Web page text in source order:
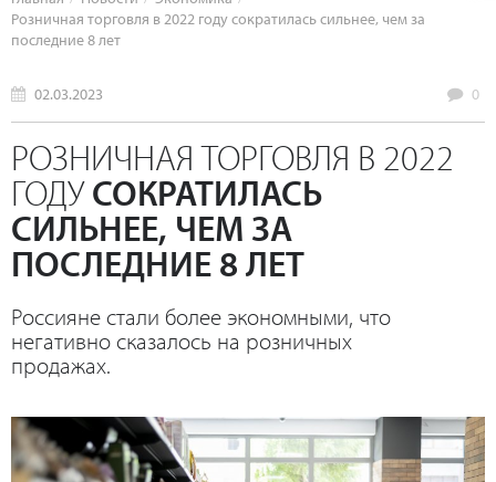
Розничная торговля в 2022 году сократилась сильнее, чем за
последние 8 лет
02.03.2023 0
РОЗНИЧНАЯ ТОРГОВЛЯ В 2022
ГОДУСОКРАТИЛАСЬ
СИЛЬНЕЕ, ЧЕМ ЗА
ПОСЛЕДНИЕ 8 ЛЕТ
Россияне стали более экономными, что
негативно сказалось на розничных
продажах.